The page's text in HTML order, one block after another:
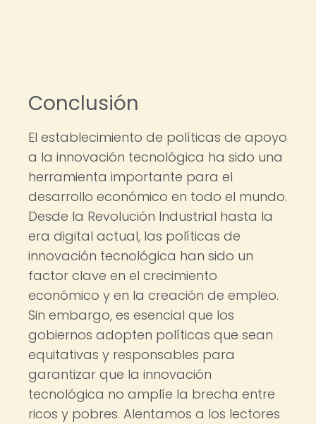
Conclusión
El establecimiento de políticas de apoyo
a la innovación tecnológica ha sido una
herramienta importante para el
desarrollo económico en todo el mundo.
Desde la Revolución Industrial hasta la
era digital actual, las políticas de
innovación tecnológica han sido un
factor clave en el crecimiento
económico y en la creación de empleo.
Sin embargo, es esencial que los
gobiernos adopten políticas que sean
equitativas y responsables para
garantizar que la innovación
tecnológica no amplíe la brecha entre
ricos y pobres. Alentamos a los lectores